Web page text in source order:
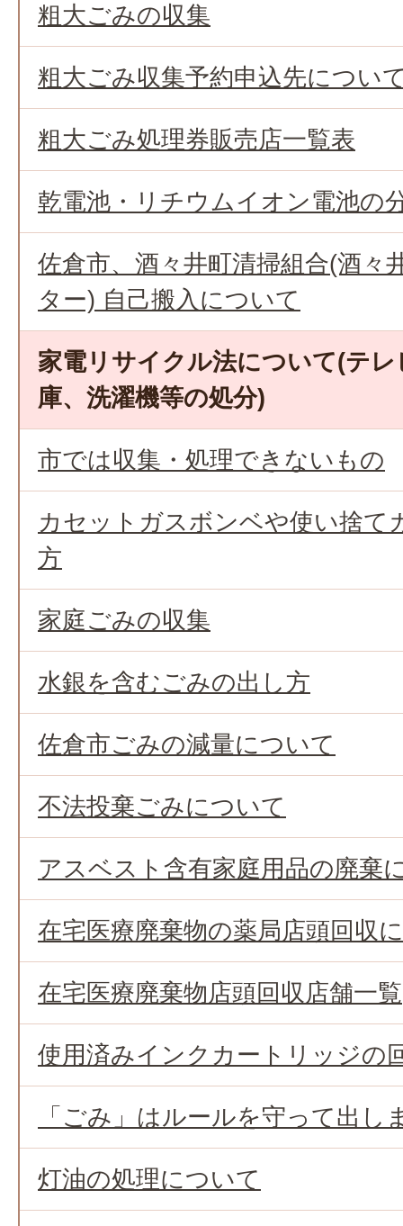
粗大ごみの収集
粗大ごみ収集予約申込先につい
粗大ごみ処理券販売店一覧表
乾電池・リチウムイオン電池の
佐倉市、酒々井町清掃組合(酒々
ター) 自己搬入について
家電リサイクル法について(テ
庫、洗濯機等の処分)
市では収集・処理できないもの
カセットガスボンベや使い捨て
方
家庭ごみの収集
水銀を含むごみの出し方
佐倉市ごみの減量について
不法投棄ごみについて
アスベスト含有家庭用品の廃棄
在宅医療廃棄物の薬局店頭回収
在宅医療廃棄物店頭回収店舗一覧
使用済みインクカートリッジの
「ごみ」はルールを守って出し
灯油の処理について